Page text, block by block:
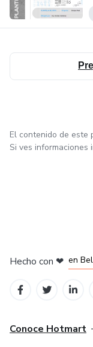
El contenido de este
Si ves informaciones
Hecho con ❤ en
Conoce Hotmart